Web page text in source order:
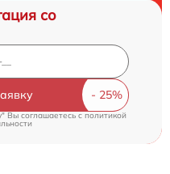
со
Вы соглашаетесь cполитикой